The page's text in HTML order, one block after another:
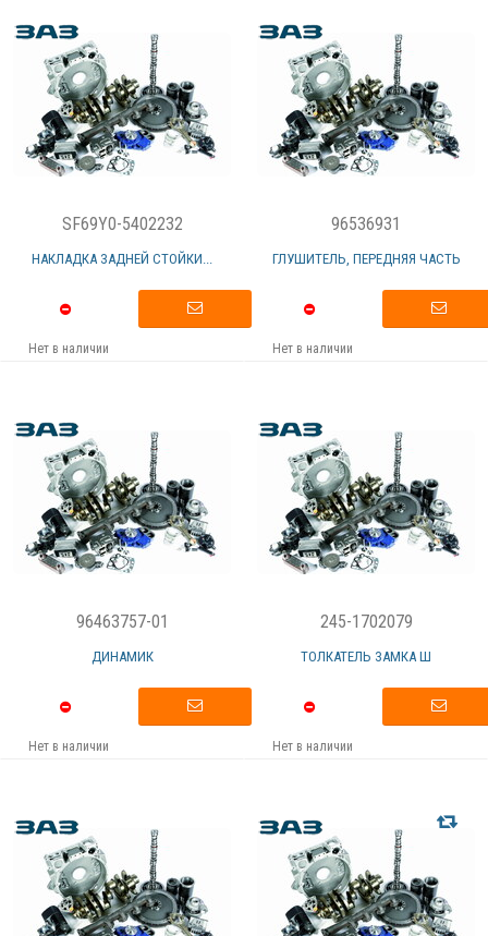
SF69Y0-5402232
НАКЛАДКА ЗАДНЕЙ СТОЙКИ...
Нет в наличии
96536931
ГЛУШИТЕЛЬ, ПЕРЕДНЯЯ ЧАСТЬ
Нет в наличии
96463757-01
ДИНАМИК
Нет в наличии
245-1702079
ТОЛКАТЕЛЬ ЗАМКА Ш
Нет в наличии